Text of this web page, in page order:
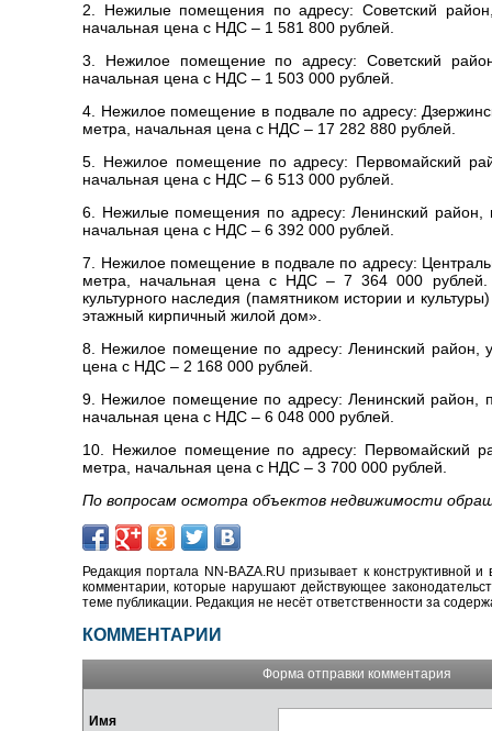
2. Нежилые помещения по адресу: Советский
начальная цена с НДС – 1 581 800 рублей.
3. Нежилое помещение по адресу: Советский
начальная цена с НДС – 1 503 000 рублей.
4. Нежилое помещение в подвале по адресу:
метра, начальная цена с НДС – 17 282 880 рублей.
5. Нежилое помещение по адресу: Первомайский
начальная цена с НДС – 6 513 000 рублей.
6. Нежилые помещения по адресу: Ленинский район,
начальная цена с НДС – 6 392 000 рублей.
7. Нежилое помещение в подвале по адресу:
метра, начальная цена с НДС – 7 364 000 рублей.
культурного наследия (памятником истории и
этажный кирпичный жилой дом».
8. Нежилое помещение по адресу: Ленинский район,
цена с НДС – 2 168 000 рублей.
9. Нежилое помещение по адресу: Ленинский район,
начальная цена с НДС – 6 048 000 рублей.
10. Нежилое помещение по адресу: Первомайский
метра, начальная цена с НДС – 3 700 000 рублей.
По вопросам осмотра объектов недвижимости
Редакция портала NN-BAZA.RU призывает к конструктивной
комментарии, которые нарушают действующее
теме публикации. Редакция не несёт ответственности за
КОММЕНТАРИИ
Форма отправки комментария
Имя